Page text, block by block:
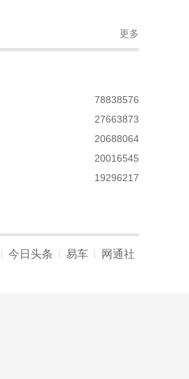
更多
78838576
27663873
20688064
20016545
19296217
今日头条 易车 网通社